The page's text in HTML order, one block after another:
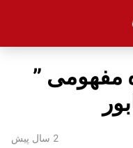
مفهومی ”
2 سال پیش